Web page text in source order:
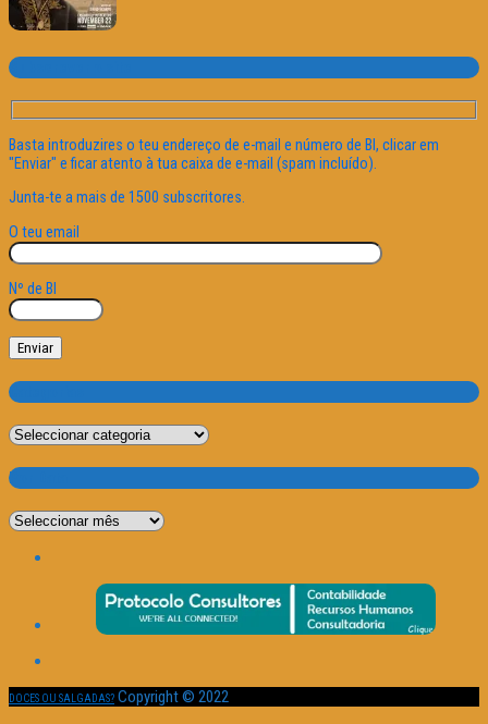
Subscrever o site
Basta introduzires o teu endereço de e-mail e número de BI, clicar em
"Enviar" e ficar atento à tua caixa de e-mail (spam incluído).
Junta-te a mais de 1500 subscritores.
O teu email
Nº de BI
Categorias
Categorias
Por Data
Por
DOCES OU SALGADAS? Copyright © 2022